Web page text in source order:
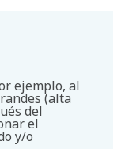
ejemplo, al
(alta
del
el
y/o